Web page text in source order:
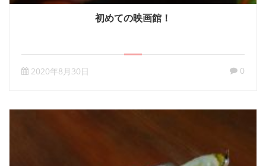
初めての映画館！
2020年8月30日 0